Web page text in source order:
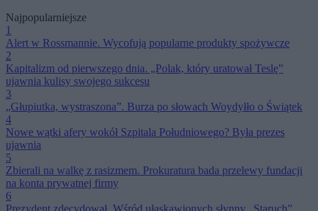
Najpopularniejsze
1
Alert w Rossmannie. Wycofują popularne produkty spożywcze
2
Kapitalizm od pierwszego dnia. „Polak, który uratował Teslę”
ujawnia kulisy swojego sukcesu
3
„Głupiutka, wystraszona”. Burza po słowach Woydyłło o Świątek
4
Nowe wątki afery wokół Szpitala Południowego? Była prezes
ujawnia
5
Zbierali na walkę z rasizmem. Prokuratura bada przelewy fundacji
na konta prywatnej firmy
6
Prezydent zdecydował. Wśród ułaskawionych słynny „Staruch”